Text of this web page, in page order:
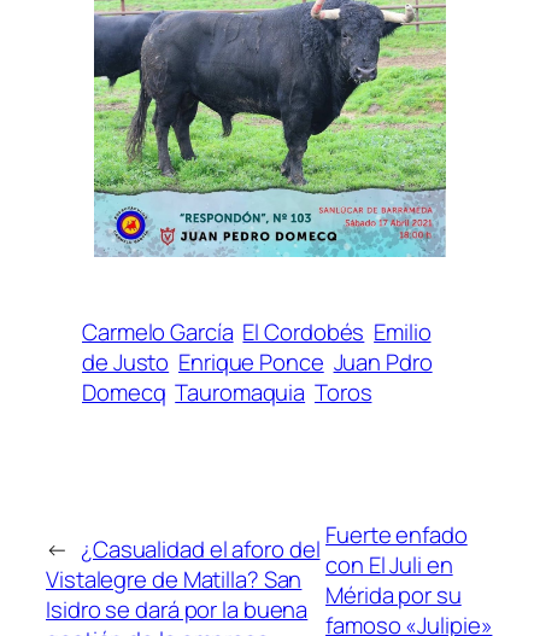
Carmelo García El Cordobés Emilio
de Justo Enrique Ponce Juan Pdro
Domecq Tauromaquia Toros
← ¿Casualidad el aforo del
Vistalegre de Matilla? San
Isidro se dará por la buena
Fuerte enfado
con El Juli en
Mérida por su
famoso «Julipie»